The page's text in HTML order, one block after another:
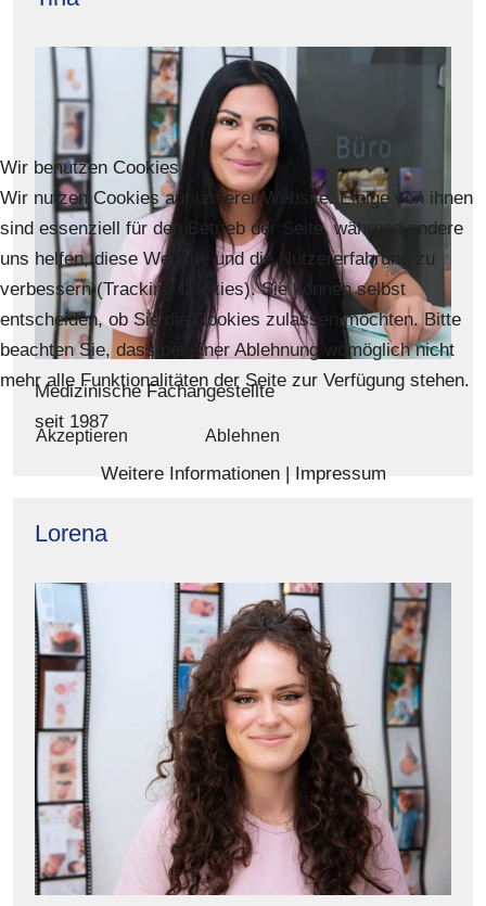
Medizinische Fachangestellte
seit 1987
Lorena
Wir benutzen Cookies
Wir nutzen Cookies auf unserer Website. Einige von ihnen
sind essenziell für den Betrieb der Seite, während andere
uns helfen, diese Website und die Nutzererfahrung zu
verbessern (Tracking Cookies). Sie können selbst
entscheiden, ob Sie die Cookies zulassen möchten. Bitte
beachten Sie, dass bei einer Ablehnung womöglich nicht
mehr alle Funktionalitäten der Seite zur Verfügung stehen.
Akzeptieren Ablehnen
Weitere Informationen| Impressum